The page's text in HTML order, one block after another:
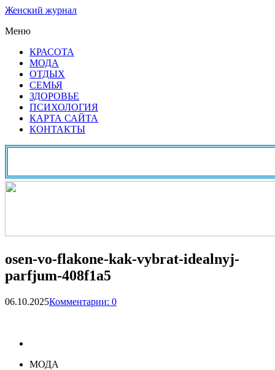
Женский журнал
Меню
КРАСОТА
МОДА
ОТДЫХ
СЕМЬЯ
ЗДОРОВЬЕ
ПСИХОЛОГИЯ
КАРТА САЙТА
КОНТАКТЫ
osen-vo-flakone-kak-vybrat-idealnyj-
parfjum-408f1a5
06.10.2025Комментарии: 0
МОДА